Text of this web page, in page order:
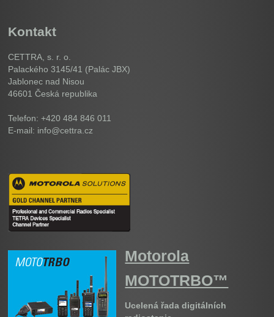
Kontakt
CETTRA, s. r. o.
Palackého 3145/41 (Palác JBX)
Jablonec nad Nisou
46601Česká republika
Telefon: +420 484 846 011
E-mail: info@cettra.cz
Motorola
MOTOTRBO™
Ucelená řada digitálních